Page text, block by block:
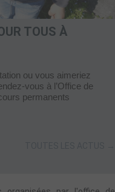
TOUS À
ou vous aimeriez
vous à l’Office de
permanents